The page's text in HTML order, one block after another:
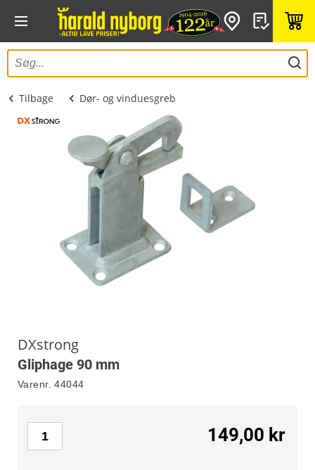
Tilbage Dør- og vinduesgreb
DXstrong
Gliphage 90 mm
Varenr. 44044
149,00 kr